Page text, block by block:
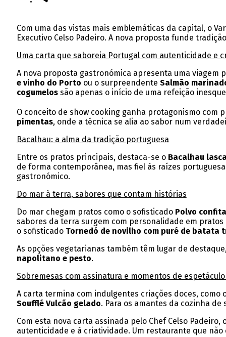
Com uma das vistas mais emblemáticas da capital, o
Executivo Celso Padeiro. A nova proposta funde
Uma carta que saboreia Portugal com autenticidade e
A nova proposta gastronómica apresenta uma viagem
e vinho do Porto ou o surpreendente Salmão
cogumelossão apenas o início de uma refeição
O conceito de show cooking ganha protagonismo com
pimentas, onde a técnica se alia ao sabor num
Bacalhau: a alma da tradição portuguesa
Entre os pratos principais, destaca-se o Bacalhau
de forma contemporânea, mas fiel às raízes
gastronómico.
Do mar à terra, sabores que contam histórias
Do mar chegam pratos como o sofisticado Polvo
sabores da terra surgem com personalidade em
o sofisticado Tornedó de novilho com puré de batata
As opções vegetarianas também têm lugar de
napolitano e pesto.
Sobremesas com assinatura e momentos de
A carta termina com indulgentes criações doces,
Soufflé Vulcão gelado. Para os amantes da cozinha
Com esta nova carta assinada pelo Chef Celso
autenticidade e à criatividade. Um restaurante que